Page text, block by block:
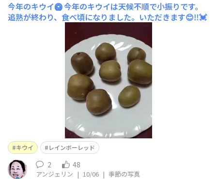
今年のキウイ🥝今年のキウイは天候不順で小振りです。
追熟が終わり、食べ頃になりました。いただきます😊‼️💓
キウイ レインボーレッド
2 48
アンジェリン | 10/06 | 季節の写真